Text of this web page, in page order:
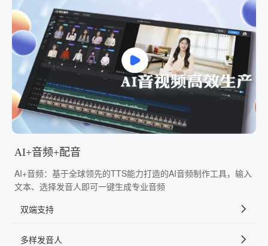
AI+音频+配音
AI+音频：基于全球领先的TTS能力打造的AI音频制作工具，输入
文本、选择发音人即可一键生成专业音频
双端支持
多样发音人